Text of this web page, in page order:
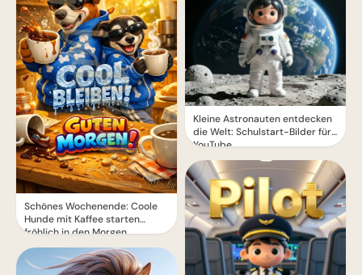
Schönes Wochenende: Coole
Hunde mit Kaffee starten
fröhlich in den Morgen
Kleine Astronauten entdecken
die Welt: Schulstart-Bilder für
YouTube